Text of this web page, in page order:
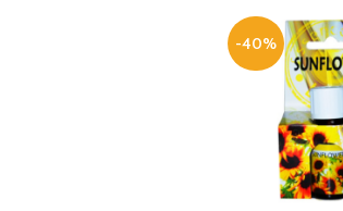
-40%